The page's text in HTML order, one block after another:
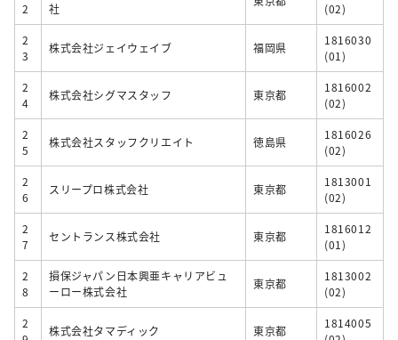
2
社
(02)
2
3
株式会社ジェイウェイブ 福岡県
1816030
(01)
2
4
株式会社シグマスタッフ 東京都
1816002
(02)
2
5
株式会社スタッフクリエイト 徳島県
1816026
(02)
2
6
スリープロ株式会社 東京都
1813001
(02)
2
7
セントランス株式会社 東京都
1816012
(01)
2
8
損保ジャパン日本興亜キャリアビュ
ーロー株式会社
東京都
1813002
(02)
2
株式会社タマディック 東京都
1814005